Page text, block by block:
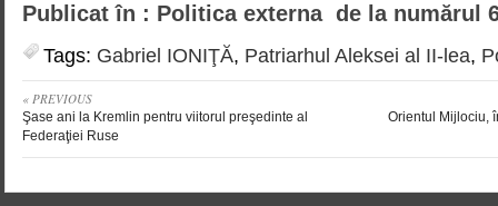
Publicat în : Politica externa de la numărul
Tags: Gabriel IONIŢĂ, Patriarhul Aleksei al II-lea,
« PREVIOUS
Şase ani la Kremlin pentru viitorul preşedinte al
Federaţiei Ruse
Orientul Mijlociu,